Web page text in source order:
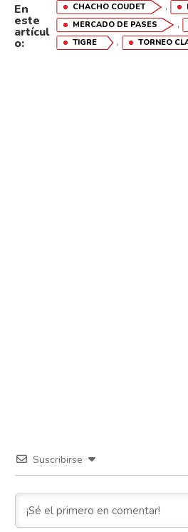
En
este
artícul
o:
CHACHO COUDET ,
MERCADO DE PASES ,
TIGRE , TORNEO
Suscribirse